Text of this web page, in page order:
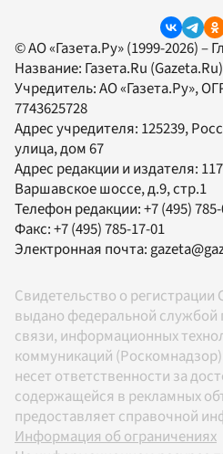
© АО «Газета.Ру» (1999-2026) –
Название: Газета.Ru (Gazeta.Ru)
Учредитель:АО «Газета.Ру»,
7743625728
Адрес учредителя: 125239,
улица, дом 67
Адрес редакции и издателя:
Варшавское шоссе, д.9, стр.1
Телефон редакции:+7 (495)
Факс:+7 (495) 785-17-01
Электронная почта:
Свидетельство о
выдано федеральной службой
связи, информационных
коммуникаций (Роскомнадзор)
несет ответственности за
содержащейся в рекламных
предоставляет справочной
Информация об ограничениях